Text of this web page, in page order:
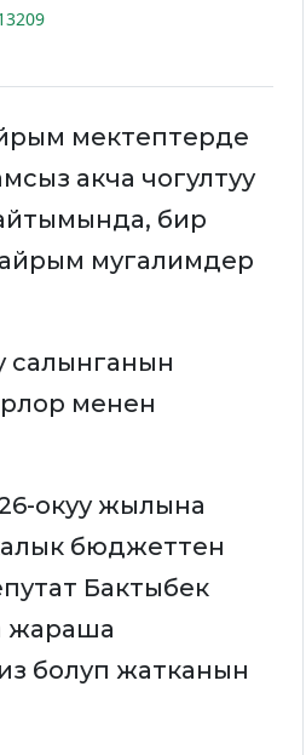
мектептерде
акча чогултуу
бир
айрым мугалимдер
салынганын
менен
окуу жылына
бюджеттен
Бактыбек
жараша
болуп жатканын